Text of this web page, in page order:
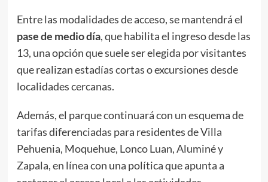
Entre las modalidades de acceso, se mantendrá el
pase de medio día, que habilita el ingreso desde las
13, una opción que suele ser elegida por visitantes
que realizan estadías cortas o excursiones desde
localidades cercanas.
Además, el parque continuará con un esquema de
tarifas diferenciadas para residentes de Villa
Pehuenia, Moquehue, Lonco Luan, Aluminé y
Zapala, en línea con una política que apunta a